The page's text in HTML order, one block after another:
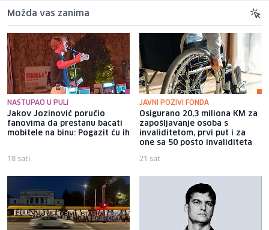
Možda vas zanima
NASTUPAO U PULI
Jakov Jozinović poručio
fanovima da prestanu bacati
mobitele na binu: Pogazit ću ih
18 sati
JAVNI POZIVI FONDA
Osigurano 20,3 miliona KM za
zapošljavanje osoba s
invaliditetom, prvi put i za
one sa 50 posto invaliditeta
21 sat